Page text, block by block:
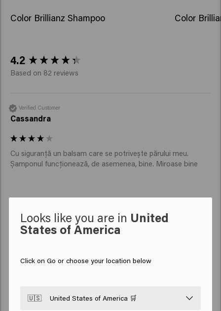
Color Brillianz Shampoo Color
4.2
Based on 82 reviews
Verified Customer
Cassandra
Cu siguranță un balsam care se potrivește părului meu.
Șamponul funcționează, de asemenea, bine. Miroase bine
Verified Customer
New content loaded
Looks like you are in United
States of America
Click on Go or choose your location below
🇺🇸 United States of America 🛒